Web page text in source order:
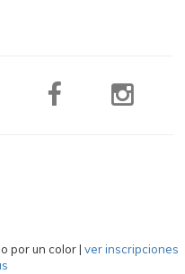
por un color| ver inscripciones